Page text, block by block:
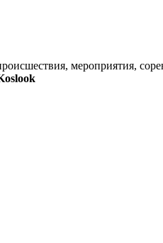
мероприятия,